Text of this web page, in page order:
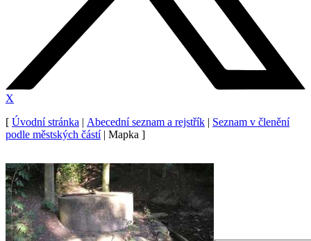
X
[ Úvodní stránka | Abecední seznam a rejstřík | Seznam v členění
podle městských částí| Mapka ]